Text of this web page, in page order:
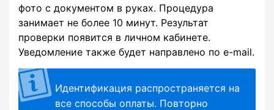
фото с документом в руках. Процедура
занимает не более 10 минут. Результат
проверки появится в личном кабинете.
Уведомление также будет направлено по e-mail.
Идентификация распространяется на
все способы оплаты. Повторно